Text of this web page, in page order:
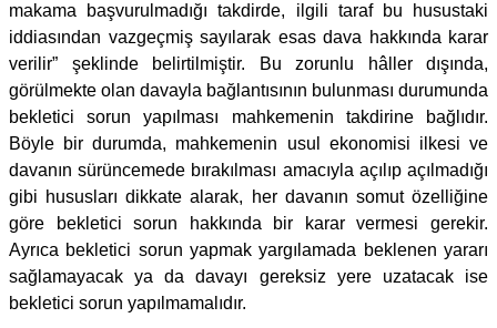
makama başvurulmadığı takdirde, ilgili taraf bu husustaki
iddiasından vazgeçmiş sayılarak esas dava hakkında karar
verilir” şeklinde belirtilmiştir. Bu zorunlu hâller dışında,
görülmekte olan davayla bağlantısının bulunması durumunda
bekletici sorun yapılması mahkemenin takdirine bağlıdır.
Böyle bir durumda, mahkemenin usul ekonomisi ilkesi ve
davanın sürüncemede bırakılması amacıyla açılıp açılmadığı
gibi hususları dikkate alarak, her davanın somut özelliğine
göre bekletici sorun hakkında bir karar vermesi gerekir.
Ayrıca bekletici sorun yapmak yargılamada beklenen yararı
sağlamayacak ya da davayı gereksiz yere uzatacak ise
bekletici sorun yapılmamalıdır.